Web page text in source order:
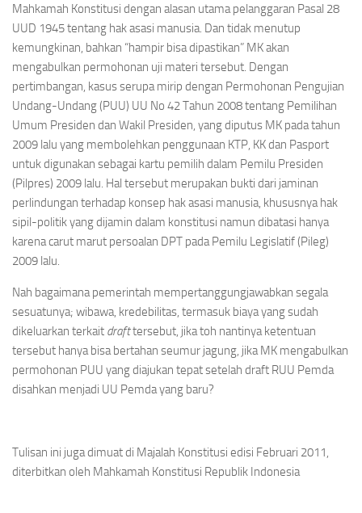
Mahkamah Konstitusi dengan alasan utama pelanggaran Pasal 28
UUD 1945 tentang hak asasi manusia. Dan tidak menutup
kemungkinan, bahkan “hampir bisa dipastikan” MK akan
mengabulkan permohonan uji materi tersebut. Dengan
pertimbangan, kasus serupa mirip dengan Permohonan Pengujian
Undang-Undang (PUU) UU No 42 Tahun 2008 tentang Pemilihan
Umum Presiden dan Wakil Presiden, yang diputus MK pada tahun
2009 lalu yang membolehkan penggunaan KTP, KK dan Pasport
untuk digunakan sebagai kartu pemilih dalam Pemilu Presiden
(Pilpres) 2009 lalu. Hal tersebut merupakan bukti dari jaminan
perlindungan terhadap konsep hak asasi manusia, khususnya hak
sipil-politik yang dijamin dalam konstitusi namun dibatasi hanya
karena carut marut persoalan DPT pada Pemilu Legislatif (Pileg)
2009 lalu.
Nah bagaimana pemerintah mempertanggungjawabkan segala
sesuatunya; wibawa, kredebilitas, termasuk biaya yang sudah
dikeluarkan terkait drafttersebut, jika toh nantinya ketentuan
tersebut hanya bisa bertahan seumur jagung, jika MK mengabulkan
permohonan PUU yang diajukan tepat setelah draft RUU Pemda
disahkan menjadi UU Pemda yang baru?
Tulisan ini juga dimuat di Majalah Konstitusi edisi Februari 2011,
diterbitkan oleh Mahkamah Konstitusi Republik Indonesia